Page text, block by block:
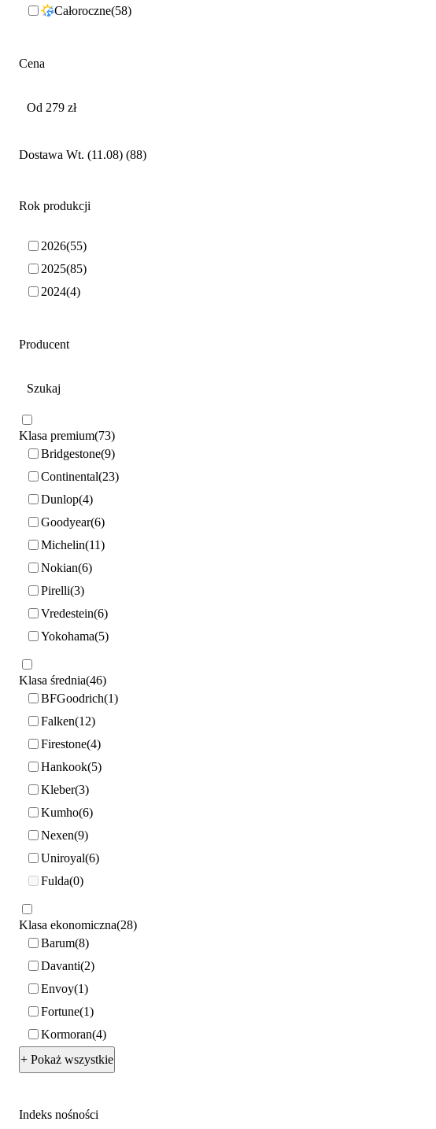
Całoroczne 58
Cena
Dostawa Wt. (11.08) 88
Rok produkcji
2026 55
2025 85
2024 4
Producent
Klasa premium 73
Bridgestone 9
Continental 23
Dunlop 4
Goodyear 6
Michelin 11
Nokian 6
Pirelli 3
Vredestein 6
Yokohama 5
Klasa średnia 46
BFGoodrich 1
Falken 12
Firestone 4
Hankook 5
Kleber 3
Kumho 6
Nexen 9
Uniroyal 6
Fulda 0
Klasa ekonomiczna 28
Barum 8
Davanti 2
Envoy 1
Fortune 1
Kormoran 4
+ Pokaż wszystkie
Indeks nośności